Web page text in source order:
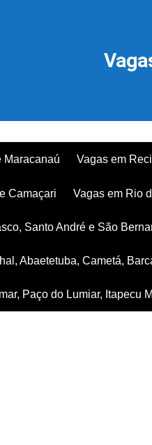
Maracanaú Vagas em
Camaçari Vagas em Rio
Santo André e São
Abaetetuba, Cametá,
Paço do Lumiar, Itapecu